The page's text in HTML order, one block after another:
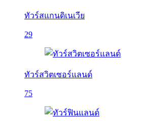
ทัวร์สแกนดิเนเวีย
29
ทัวร์สวิตเซอร์แลนด์
75